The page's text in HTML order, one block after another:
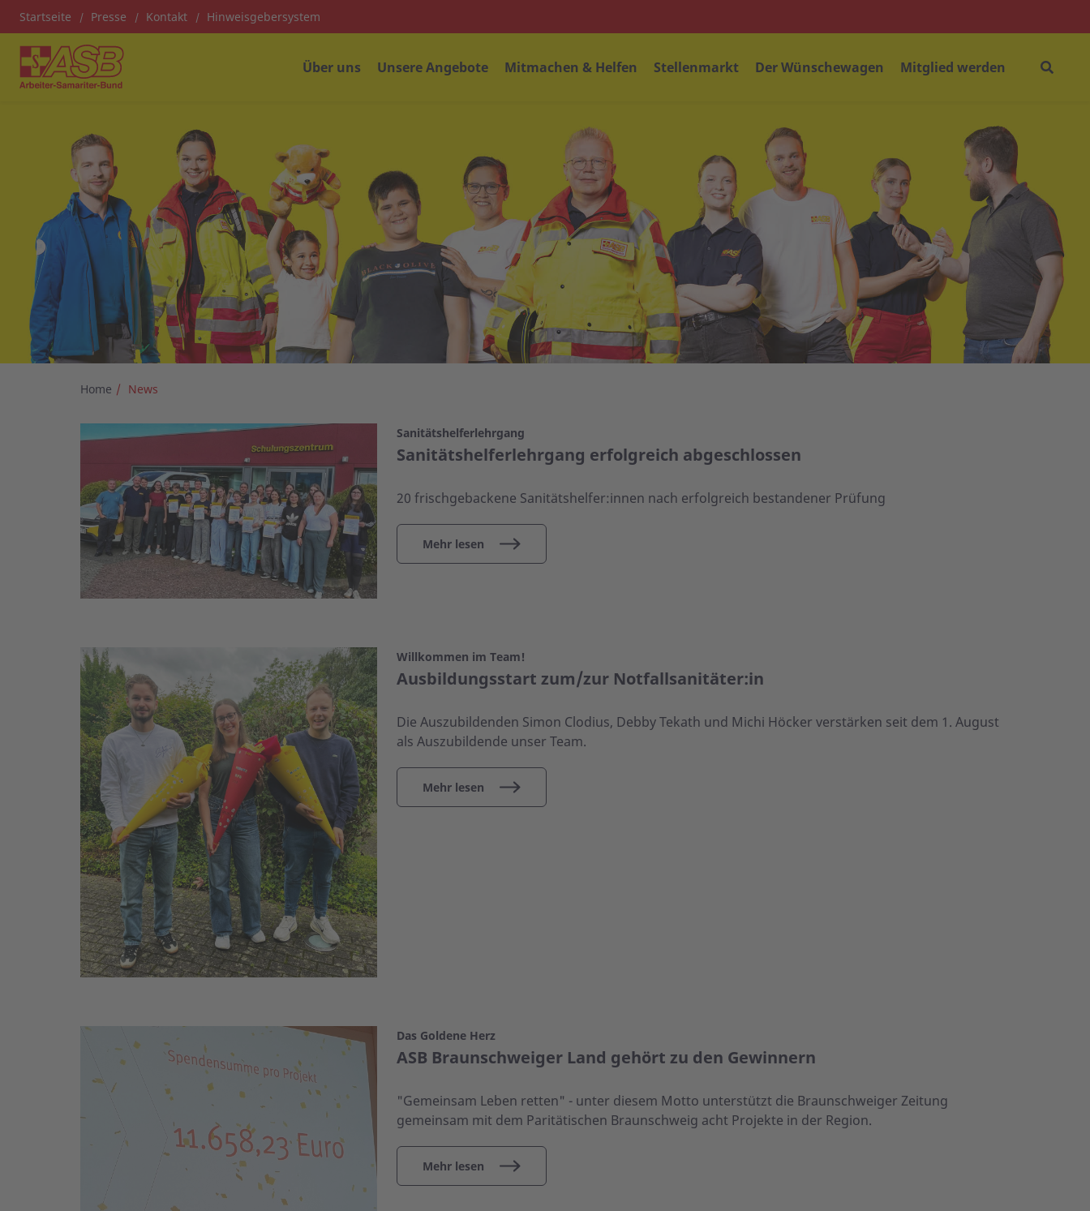
Startseite Presse Kontakt Hinweisgebersystem
Über uns Unsere Angebote Mitmachen & Helfen Stellenmarkt Der Wünschewagen Mitglied werden
Home News
Sanitätshelferlehrgang
Sanitätshelferlehrgang erfolgreich abgeschlossen
20 frischgebackene Sanitätshelfer:innen nach erfolgreich bestandener Prüfung
Mehr lesen
Willkommen im Team!
Ausbildungsstart zum/zur Notfallsanitäter:in
Die Auszubildenden Simon Clodius, Debby Tekath und Michi Höcker verstärken seit dem 1. August
als Auszubildende unser Team.
Mehr lesen
Das Goldene Herz
ASB Braunschweiger Land gehört zu den Gewinnern
"Gemeinsam Leben retten" - unter diesem Motto unterstützt die Braunschweiger Zeitung
gemeinsam mit dem Paritätischen Braunschweig acht Projekte in der Region.
Mehr lesen